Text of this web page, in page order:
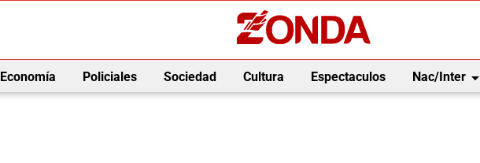
Economía Policiales Sociedad Cultura Espectaculos Nac/Interarrow_drop_down